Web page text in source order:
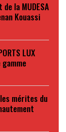
la MUDESA
Kouassi
LUX
mérites du